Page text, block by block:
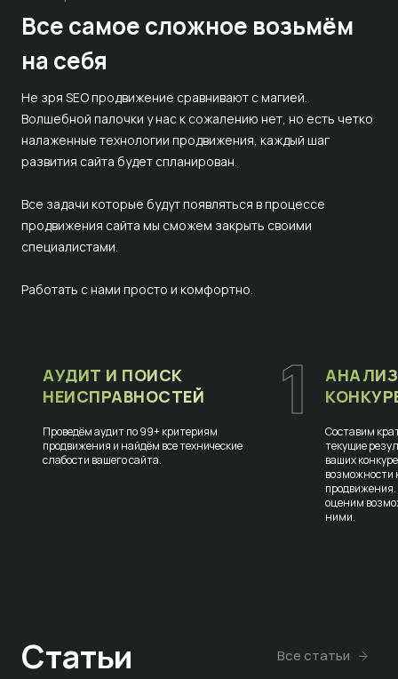
Все самое сложное возьмём
на себя
Не зря SEO продвижение сравнивают с магией.
Волшебной палочки у нас к сожалению нет, но есть четко
налаженные технологии продвижения, каждый шаг
развития сайта будет спланирован.
Все задачи которые будут появляться в процессе
продвижения сайта мы сможем закрыть своими
специалистами.
Работать с нами просто и комфортно.
1
АУДИТ И ПОИСК
НЕИСПРАВНОСТЕЙ
Проведём аудит по 99+ критериям
продвижения и найдём все технические
слабости вашего сайта.
Составим
текущие
ваших
возможности
оценим
ними.
Статьи Все статьи